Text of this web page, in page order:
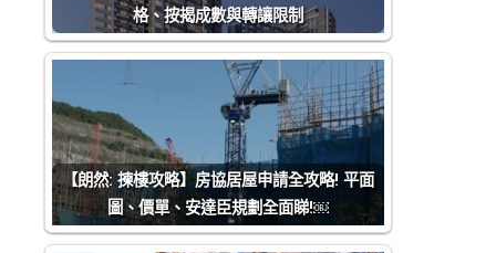
格、按揭成數與轉讓限制
【朗然: 揀樓攻略】房協居屋申請全攻略! 平面
圖、價單、安達臣規劃全面睇!￼